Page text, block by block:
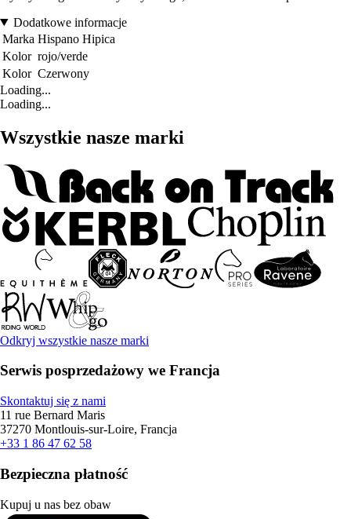
Dodatkowe informacje
Marka Hispano Hipica
Kolor rojo/verde
Kolor Czerwony
Loading...
Loading...
Wszystkie nasze marki
Odkryj wszystkie nasze marki
Serwis posprzedażowy we Francja
Skontaktuj się z nami
11 rue Bernard Maris
37270 Montlouis-sur-Loire, Francja
+33 1 86 47 62 58
Bezpieczna płatność
Kupuj u nas bez obaw